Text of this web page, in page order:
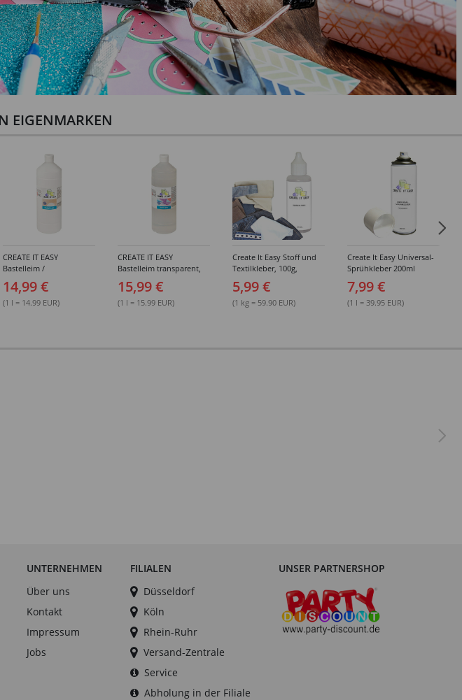
EIGENMARKEN
CREATE IT EASY
Bastelleim /
14,99 €
(1 l = 14.99 EUR)
CREATE IT EASY
Bastelleim transparent,
1000 ml
15,99 €
(1 l = 15.99 EUR)
Create It Easy Stoff und
Textilkleber, 100g,
Maldüse
5,99 €
(1 kg = 59.90 EUR)
Create It Easy Universal-
Sprühkleber 200ml
7,99 €
(1 l = 39.95 EUR)
UNTERNEHMEN
Über uns
Kontakt
Impressum
Jobs
FILIALEN
Düsseldorf
Köln
Rhein-Ruhr
Versand-Zentrale
Service
Abholung in der Filiale
UNSER PARTNERSHOP